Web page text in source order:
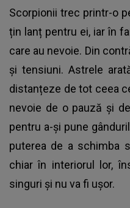
Scorpionii trec printr-o
țin lanț pentru ei, iar în
care au nevoie. Din
și tensiuni. Astrele
distanțeze de tot ceea
nevoie de o pauză și
pentru a-și pune
puterea de a schimba
chiar în interiorul lor,
singuri și nu va fi ușor.